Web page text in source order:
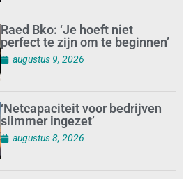
Raed Bko: ‘Je hoeft niet
perfect te zijn om te beginnen’
augustus 9, 2026
‘Netcapaciteit voor bedrijven
slimmer ingezet’
augustus 8, 2026